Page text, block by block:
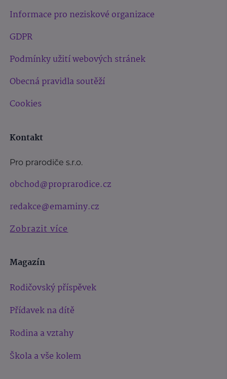
Informace pro neziskové organizace
GDPR
Podmínky užití webových stránek
Obecná pravidla soutěží
Cookies
Kontakt
Pro prarodiče s.r.o.
obchod@proprarodice.cz
redakce@emaminy.cz
Zobrazit více
Magazín
Rodičovský příspěvek
Přídavek na dítě
Rodina a vztahy
Škola a vše kolem